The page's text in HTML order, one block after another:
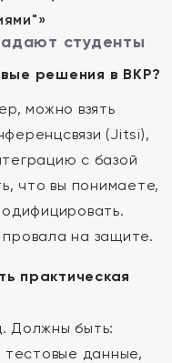
студенты
решения в ВКР?
можно взять
(Jitsi),
с базой
что вы понимаете,
на защите.
практическая
Должны быть:
тестовые данные,